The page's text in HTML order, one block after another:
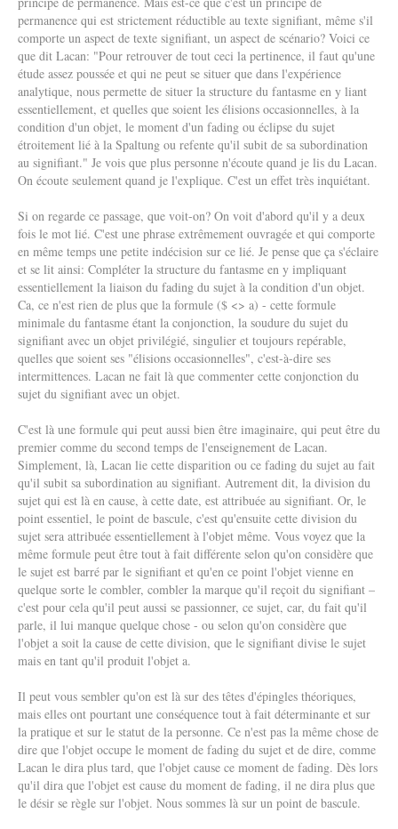
permanence qui est strictement réductible au texte signifiant, même s'il
comporte un aspect de texte signifiant, un aspect de scénario? Voici ce
que dit Lacan: "Pour retrouver de tout ceci la pertinence, il faut qu'une
étude assez poussée et qui ne peut se situer que dans l'expérience
analytique, nous permette de situer la structure du fantasme en y liant
essentiellement, et quelles que soient les élisions occasionnelles, à la
condition d'un objet, le moment d'un fading ou éclipse du sujet
étroitement lié à la Spaltung ou refente qu'il subit de sa subordination
au signifiant." Je vois que plus personne n'écoute quand je lis du Lacan.
On écoute seulement quand je l'explique. C'est un effet très inquiétant.
Si on regarde ce passage, que voit-on? On voit d'abord qu'il y a deux
fois le mot lié. C'est une phrase extrêmement ouvragée et qui comporte
en même temps une petite indécision sur ce lié. Je pense que ça s'éclaire
et se lit ainsi: Compléter la structure du fantasme en y impliquant
essentiellement la liaison du fading du sujet à la condition d'un objet.
Ca, ce n'est rien de plus que la formule ($ <> a) - cette formule
minimale du fantasme étant la conjonction, la soudure du sujet du
signifiant avec un objet privilégié, singulier et toujours repérable,
quelles que soient ses "élisions occasionnelles", c'est-à-dire ses
intermittences. Lacan ne fait là que commenter cette conjonction du
sujet du signifiant avec un objet.
C'est là une formule qui peut aussi bien être imaginaire, qui peut être du
premier comme du second temps de l'enseignement de Lacan.
Simplement, là, Lacan lie cette disparition ou ce fading du sujet au fait
qu'il subit sa subordination au signifiant. Autrement dit, la division du
sujet qui est là en cause, à cette date, est attribuée au signifiant. Or, le
point essentiel, le point de bascule, c'est qu'ensuite cette division du
sujet sera attribuée essentiellement à l'objet même. Vous voyez que la
même formule peut être tout à fait différente selon qu'on considère que
le sujet est barré par le signifiant et qu'en ce point l'objet vienne en
quelque sorte le combler, combler la marque qu'il reçoit du signifiant –
c'est pour cela qu'il peut aussi se passionner, ce sujet, car, du fait qu'il
parle, il lui manque quelque chose - ou selon qu'on considère que
l'objet a soit la cause de cette division, que le signifiant divise le sujet
mais en tant qu'il produit l'objet a.
Il peut vous sembler qu'on est là sur des têtes d'épingles théoriques,
mais elles ont pourtant une conséquence tout à fait déterminante et sur
la pratique et sur le statut de la personne. Ce n'est pas la même chose de
dire que l'objet occupe le moment de fading du sujet et de dire, comme
Lacan le dira plus tard, que l'objet cause ce moment de fading. Dès lors
qu'il dira que l'objet est cause du moment de fading, il ne dira plus que
le désir se règle sur l'objet. Nous sommes là sur un point de bascule.